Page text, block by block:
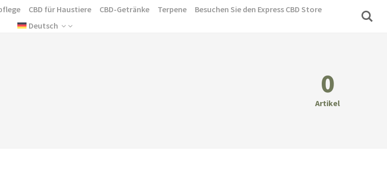
CBD für Haustiere CBD-Getränke Terpene
Besuchen Sie den Express CBD Store
Deutsch
0
Artikel